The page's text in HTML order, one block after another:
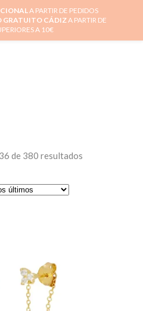
de 380 resultados
A PARTIR DE PEDIDOS
GRATUITO CÁDIZA PARTIR DE
A 10€